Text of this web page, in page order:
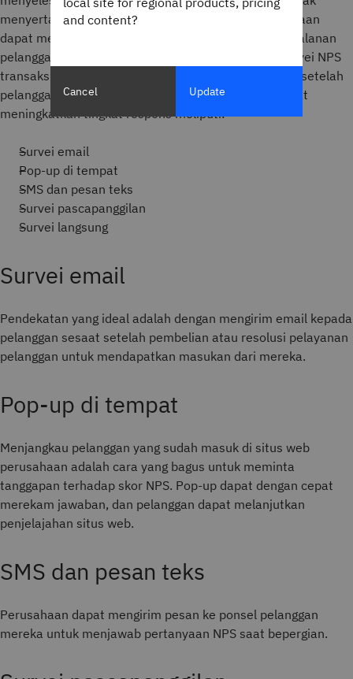
menyertakan banyak pertanyaan. Meskipun perusahaan
dapat melakukan survei NPS kapan saja selama perjalanan
pelanggan, banyak yang memilih untuk mengirim survei NPS
transaksional, yang berarti survei tersebut diberikan setelah
pelanggan melakukan pembelian. Opsi lain yang dapat
meningkatkan tingkat respons meliputi:
Survei email
Pop-up di tempat
SMS dan pesan teks
Survei pascapanggilan
Survei langsung
Survei email
Pendekatan yang ideal adalah dengan mengirim email kepada
pelanggan sesaat setelah pembelian atau resolusi pelayanan
pelanggan untuk mendapatkan masukan dari mereka.
Pop-up di tempat
Menjangkau pelanggan yang sudah masuk di situs web
perusahaan adalah cara yang bagus untuk meminta
tanggapan terhadap skor NPS. Pop-up dapat dengan cepat
merekam jawaban, dan pelanggan dapat melanjutkan
penjelajahan situs web.
SMS dan pesan teks
Perusahaan dapat mengirim pesan ke ponsel pelanggan
mereka untuk menjawab pertanyaan NPS saat bepergian.
and content?
Cancel Update